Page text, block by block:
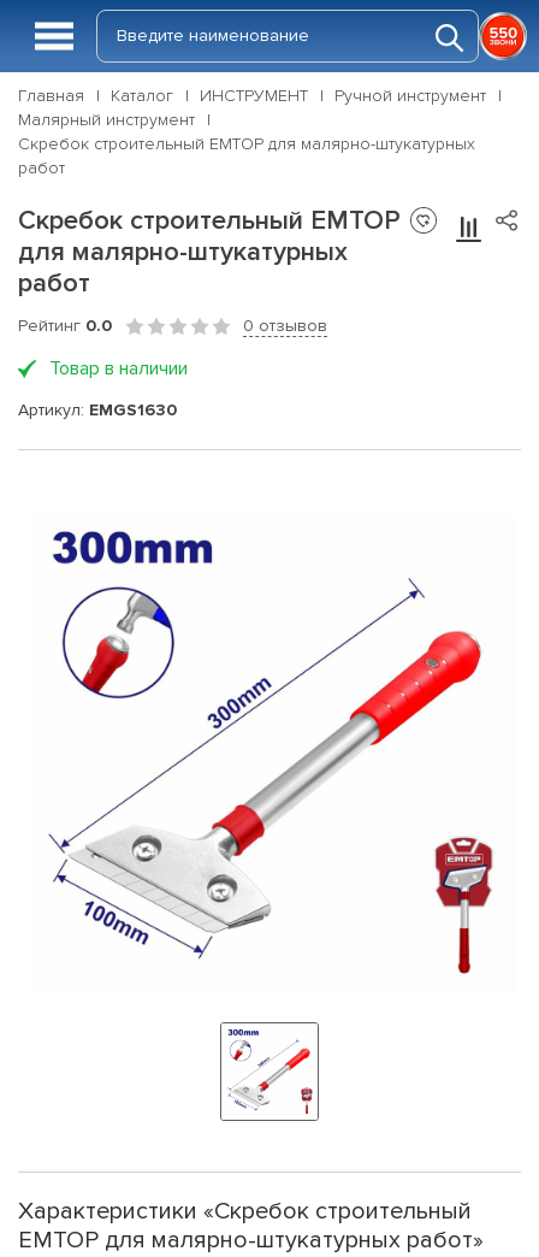
Главная Каталог ИНСТРУМЕНТ
Ручной инструмент
Малярный инструмент
Скребок строительный EMTOP для малярно-штукатурных
работ
Скребок строительный EMTOP
для малярно-штукатурных
работ
Рейтинг 0.0 0 отзывов
Товар в наличии
Артикул: EMGS1630
Характеристики «Скребок строительный
EMTOP для малярно-штукатурных работ»